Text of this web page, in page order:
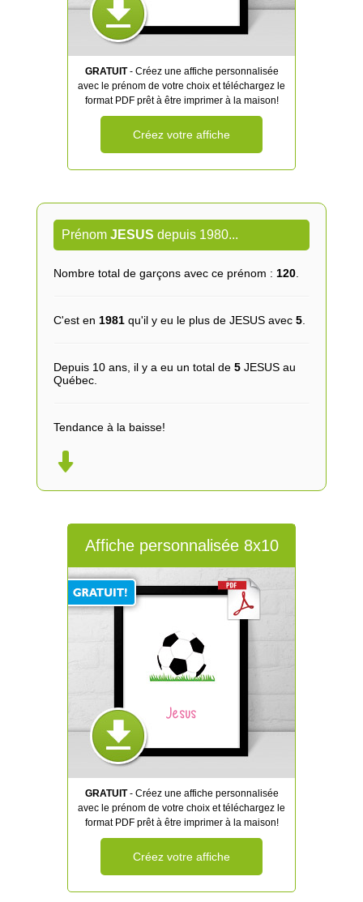
GRATUIT- Créez une affiche personnalisée
avec le prénom de votre choix et téléchargez le
format PDF prêt à être imprimer à la maison!
Créez votre affiche
Prénom JESUS depuis 1980...
Nombre total de garçons avec ce prénom : 120.
C'est en 1981qu'il y eu le plus de JESUS avec 5.
Depuis 10 ans, il y a eu un total de 5JESUS au
Québec.
Tendance à la baisse!
Affiche personnalisée 8x10
Jesus
GRATUIT- Créez une affiche personnalisée
avec le prénom de votre choix et téléchargez le
format PDF prêt à être imprimer à la maison!
Créez votre affiche